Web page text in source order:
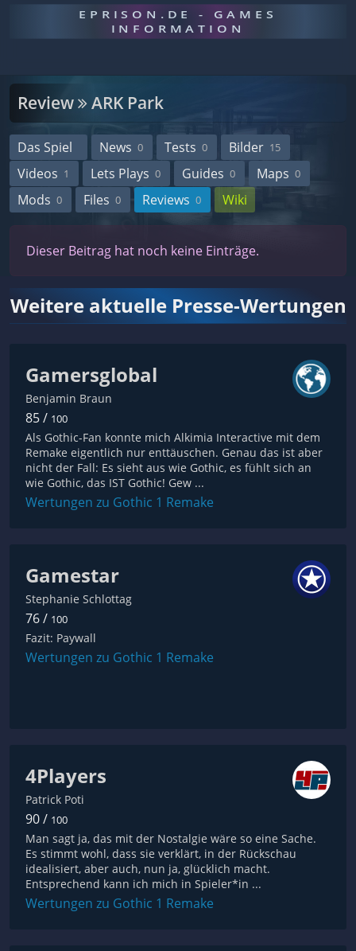
EPRISON.DE - GAMES
INFORMATION
Review ARK Park
Das Spiel News 0 Tests 0 Bilder 15
Videos 1 Lets Plays 0 Guides 0 Maps 0
Mods 0 Files 0 Reviews 0 Wiki
Dieser Beitrag hat noch keine Einträge.
Weitere aktuelle Presse-Wertungen
Gamersglobal
Benjamin Braun
85 / 100
Als Gothic-Fan konnte mich Alkimia Interactive mit dem
Remake eigentlich nur enttäuschen. Genau das ist aber
nicht der Fall: Es sieht aus wie Gothic, es fühlt sich an
wie Gothic, das IST Gothic! Gew ...
Wertungen zu Gothic 1 Remake
Gamestar
Stephanie Schlottag
76 / 100
Fazit: Paywall
Wertungen zu Gothic 1 Remake
4Players
Patrick Poti
90 / 100
Man sagt ja, das mit der Nostalgie wäre so eine Sache.
Es stimmt wohl, dass sie verklärt, in der Rückschau
idealisiert, aber auch, nun ja, glücklich macht.
Entsprechend kann ich mich in Spieler*in ...
Wertungen zu Gothic 1 Remake